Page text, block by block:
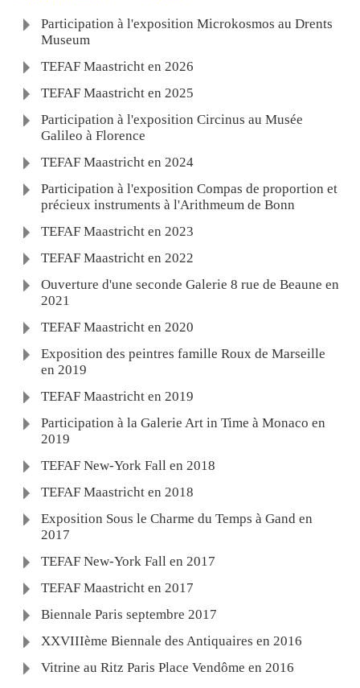
Participation à l'exposition Microkosmos au Drents
Museum
TEFAF Maastricht en 2026
TEFAF Maastricht en 2025
Participation à l'exposition Circinus au Musée
Galileo à Florence
TEFAF Maastricht en 2024
Participation à l'exposition Compas de proportion et
précieux instruments à l'Arithmeum de Bonn
TEFAF Maastricht en 2023
TEFAF Maastricht en 2022
Ouverture d'une seconde Galerie 8 rue de Beaune en
2021
TEFAF Maastricht en 2020
Exposition des peintres famille Roux de Marseille
en 2019
TEFAF Maastricht en 2019
Participation à la Galerie Art in Time à Monaco en
2019
TEFAF New-York Fall en 2018
TEFAF Maastricht en 2018
Exposition Sous le Charme du Temps à Gand en
2017
TEFAF New-York Fall en 2017
TEFAF Maastricht en 2017
Biennale Paris septembre 2017
XXVIIIème Biennale des Antiquaires en 2016
Vitrine au Ritz Paris Place Vendôme en 2016